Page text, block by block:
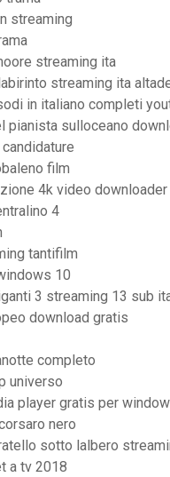
streaming
streaming ita
streaming ita
in italiano completi
pianista sulloceano
film
4k video downloader
4
tantifilm
10
3 streaming 13 sub
download gratis
completo
universo
player gratis per
nero
sotto lalbero
a tv 2018